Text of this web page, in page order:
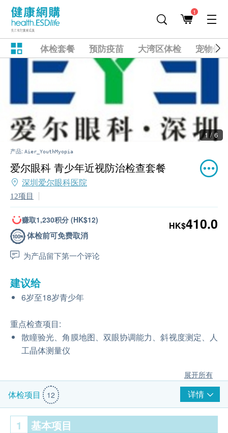
1
体检套餐 预防疫苗 大湾区体检 宠物健
1 / 6
产品: Aier_YouthMyopia
爱尔眼科 青少年近视防治检查套餐
深圳爱尔眼科医院
12项目
赚取1,230积分 (HK$12)
体检前可免费取消
为产品留下第一个评论
HK$410.0
建议给
6岁至18岁青少年
重点检查项目:
散瞳验光、角膜地图、双眼协调能力、斜视度测定、人
工晶体测量仪
展开所有
体检项目 12 详情
1 基本项目